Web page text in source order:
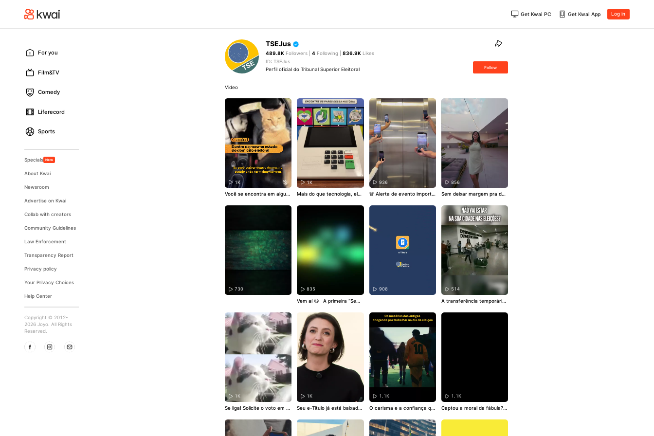
Get Kwai PC Get Kwai App Log in
For you
Film&TV
Comedy
Liferecord
Sports
Specials New
About Kwai
Newsroom
Advertise on Kwai
Collab with creators
Community Guidelines
Law Enforcement
Transparency Report
Privacy policy
Your Privacy Choices
Help Center
Copyright © 2012-
2026 Joyo. All Rights
Reserved.
TSEJus
489.8K Followers |4 Following |836.9K Likes
ID: TSEJus
Perfil oficial do Tribunal Superior Eleitoral
Follow
Video
1K
Você se encontra em algum
ocê pode votar em trânsito!
nciaTemporária #Eleições20
1K
Mais do que tecnologia, ela
históricas. Trouxe inclusão,
nental, como o Brasil. Ela se
tornou a solução escolhida
pra realidade brasileira e vir
ou referência internacional.
#Eleições2026
#UrnaEletrôni
ca #Democracia #Voto
936
🚨 Alerta de evento importa
va já começou e faltam ape
proveite pra se informar sob
re as candidaturas e conferi
r se o seu aplicativo e-Título
está atualizado 📱
#Democracia
856
Sem deixar margem pra desi
entender por que a urna ele
trônica é SEGURA! 😌 Comp
artilhe com quem precisa co
nhecer estas informações ✅
#UrnaEletrônica
#Seguranç
adoVoto #Eleições2026 #Urn
aAuditável
730 835
Vem aí 😃 A primeira “Sema
ônico de Votação” vai conta
r com diversas ações, em to
do o país, pra aproximar ain
da mais a sociedade da Just
iça Eleitoral. Confira a progr
amação no site do TSE (link
na bio) ou do tribunal region
al eleitoral do seu estado e
participe!
#Eleições2026
UrnaEletrônica
#Democraci
908 514
A transferência temporária
to pra quem não vai estar n
1K
Se liga! Solicite o voto em tr
mporária até 20 de agosto p
ra participar das
#Eleições2
026
#TransferênciaTem
1K
Seu e-Título já está baixado
ar o acesso a serviços da Ju
stiça Eleitoral e ajudar ante
s, no dia da votação e até d
1.1K
O carisma e a confiança qu
💅🏼✨#CopaDoMundo #Ro
naldinhoGaúcho #RonaldoFe
nômeno
#Madonna #Eleição
1.1K
Captou a moral da fábula?
o, decisões políticas – sem l